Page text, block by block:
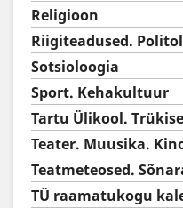
Religioon
Riigiteadused.
Sotsioloogia
Sport. Kehakultuur
Tartu Ülikool.
Teater. Muusika.
Teatmeteosed.
TÜ raamatukogu